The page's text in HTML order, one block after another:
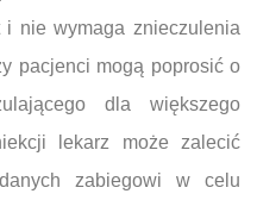
nie wymaga znieczulenia
pacjenci mogą poprosić o
dla większego
lekarz może zalecić
zabiegowi w celu